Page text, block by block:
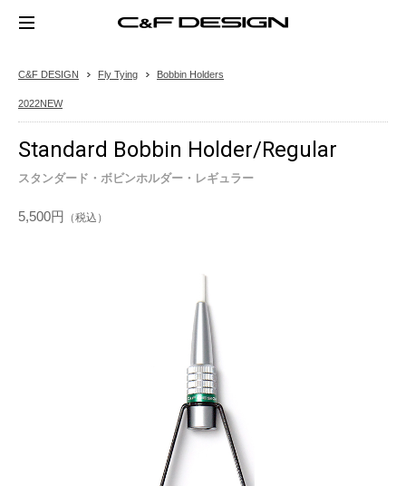
C&F DESIGN Fly Tying Bobbin Holders
2022NEW
Standard Bobbin Holder/Regular
スタンダード・ボビンホルダー・レギュラー
5,500円 （税込）